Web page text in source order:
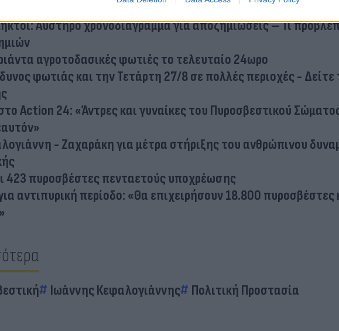
σβήνουν φωτιές στην Πορτογαλία
Αυστηρό χρονοδιάγραμμα για αποζημιώσεις – Τι
αγροτοδασικές φωτιές το τελευταίο 24ωρο
φωτιάς και την Τετάρτη 27/8 σε πολλές περιοχές - Δείτε
Action 24: «Άντρες και γυναίκες του Πυροσβεστικού
- Ζαχαράκη για μέτρα στήριξης του ανθρώπινου
423 πυροσβέστες πενταετούς υποχρέωσης
αντιπυρική περίοδο: «Θα επιχειρήσουν 18.800 πυροσβέστες
Ιωάννης Κεφαλογιάννης Πολιτική Προστασία